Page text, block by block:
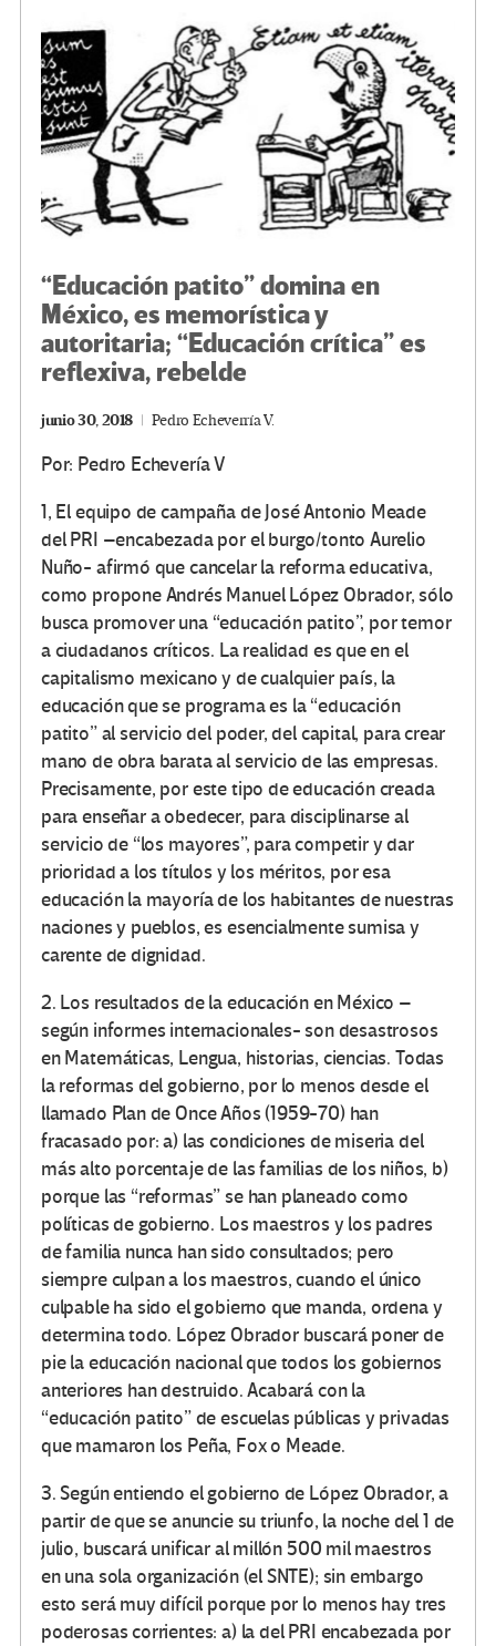
k
tir
“Educación patito” domina en
México, es memorística y
autoritaria; “Educación crítica” es
reflexiva, rebelde
junio 30, 2018 Pedro Echeverría V.
Por: Pedro Echevería V
1, El equipo de campaña de José Antonio Meade
del PRI –encabezada por el burgo/tonto Aurelio
Nuño- afirmó que cancelar la reforma educativa,
como propone Andrés Manuel López Obrador, sólo
busca promover una “educación patito”, por temor
a ciudadanos críticos. La realidad es que en el
capitalismo mexicano y de cualquier país, la
educación que se programa es la “educación
patito” al servicio del poder, del capital, para crear
mano de obra barata al servicio de las empresas.
Precisamente, por este tipo de educación creada
para enseñar a obedecer, para disciplinarse al
servicio de “los mayores”, para competir y dar
prioridad a los títulos y los méritos, por esa
educación la mayoría de los habitantes de nuestras
naciones y pueblos, es esencialmente sumisa y
carente de dignidad.
2. Los resultados de la educación en México –
según informes internacionales- son desastrosos
en Matemáticas, Lengua, historias, ciencias. Todas
la reformas del gobierno, por lo menos desde el
llamado Plan de Once Años (1959-70) han
fracasado por: a) las condiciones de miseria del
más alto porcentaje de las familias de los niños, b)
porque las “reformas” se han planeado como
políticas de gobierno. Los maestros y los padres
de familia nunca han sido consultados; pero
siempre culpan a los maestros, cuando el único
culpable ha sido el gobierno que manda, ordena y
determina todo. López Obrador buscará poner de
pie la educación nacional que todos los gobiernos
anteriores han destruido. Acabará con la
“educación patito” de escuelas públicas y privadas
que mamaron los Peña, Fox o Meade.
3. Según entiendo el gobierno de López Obrador, a
partir de que se anuncie su triunfo, la noche del 1 de
julio, buscará unificar al millón 500 mil maestros
en una sola organización (el SNTE); sin embargo
esto será muy difícil porque por lo menos hay tres
poderosas corrientes: a) la del PRI encabezada por